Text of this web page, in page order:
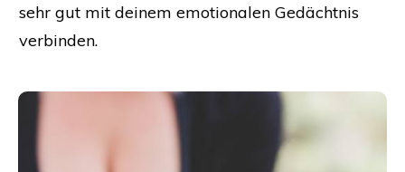
sehr gut mit deinem emotionalen Gedächtnis
verbinden.